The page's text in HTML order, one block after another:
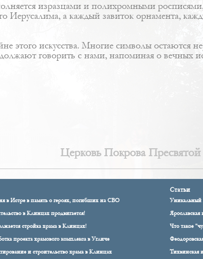
изразцами и полихромными
а каждый завиток орнамента,
этого искусства. Многие символы остаются
говорить с нами, напоминая о вечных
Церковь Покрова
в Истре в память о героях, погибших на СВО
в Клинцах продвигается!
стройка храма в Клинцах!
проекта храмового комплекса в Угличе
и строительство храма в Клинцах
Статьи
Уникальный
Что такое
Тихвинская